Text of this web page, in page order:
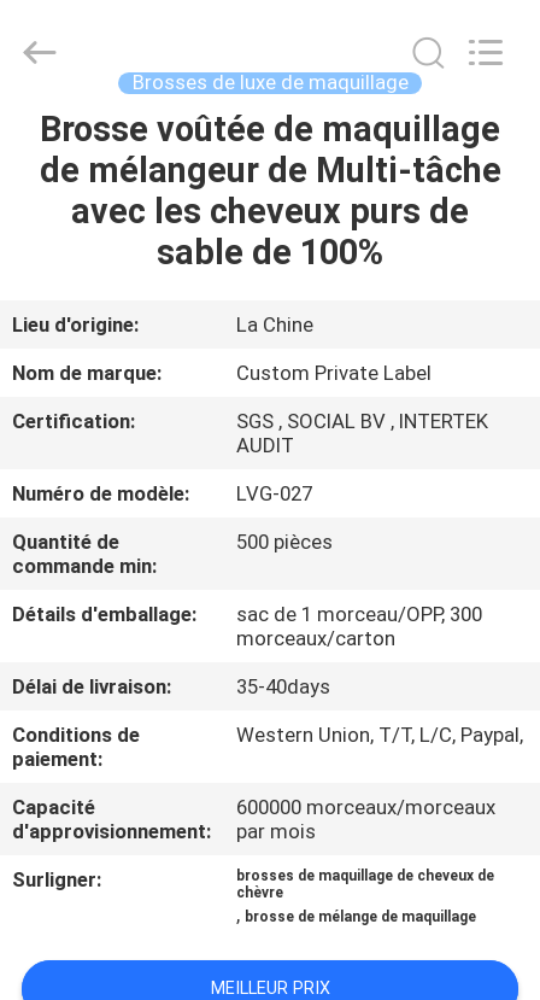
MAISON
PRODUITS
SUJET
DE
NOUS
VISITE
D'USINE
CONTRÔLE
QUALITÉ
PLAN
DU
SITE
POLICY
Chanmy
Cosmetics
Reserved.
Brosses de luxe de maquillage
Brosse voûtée de maquillage
de mélangeur de Multi-tâche
avec les cheveux purs de
sable de 100%
Lieu d'origine:
La Chine
Nom de marque:
Custom Private Label
Certification:
SGS , SOCIAL BV , INTERTEK
AUDIT
Numéro de modèle:
LVG-027
Quantité de
commande min:
500 pièces
Détails d'emballage:
sac de 1 morceau/OPP, 300
morceaux/carton
Délai de livraison:
35-40days
Conditions de
paiement:
Western Union, T/T, L/C, Paypal,
Capacité
d'approvisionnement:
600000 morceaux/morceaux
par mois
Surligner:
brosses de maquillage de cheveux de
chèvre
, brosse de mélange de maquillage
MEILLEUR PRIX